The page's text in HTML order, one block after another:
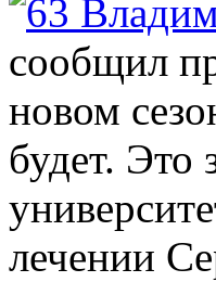
сообщил
новом
будет. Это
лечении